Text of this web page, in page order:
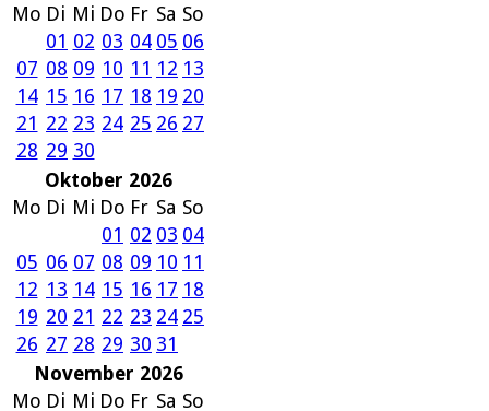
Mo Di Mi Do Fr Sa So
01 02 03 04 05 06
07 08 09 10 11 12 13
14 15 16 17 18 19 20
21 22 23 24 25 26 27
28 29 30
Oktober 2026
Mo Di Mi Do Fr Sa So
01 02 03 04
05 06 07 08 09 10 11
12 13 14 15 16 17 18
19 20 21 22 23 24 25
26 27 28 29 30 31
November 2026
Mo Di Mi Do Fr Sa So